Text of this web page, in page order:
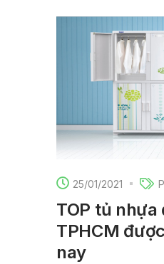
25/01/2021
TOP tủ nhựa
TPHCM
nay